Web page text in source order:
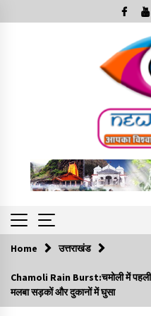
to
Trending Now
Minorities
कार्यक्रम में
Home उत्तराखंड
Chamoli Rain Burst:चमोली में पहली
मलबा सड़कों और दुकानों में घुसा